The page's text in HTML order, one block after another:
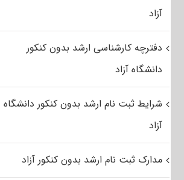
آزاد
دفترچه کارشناسی ارشد بدون کنکور
دانشگاه آزاد
شرایط ثبت نام ارشد بدون کنکور دانشگاه
آزاد
مدارک ثبت نام ارشد بدون کنکور آزاد